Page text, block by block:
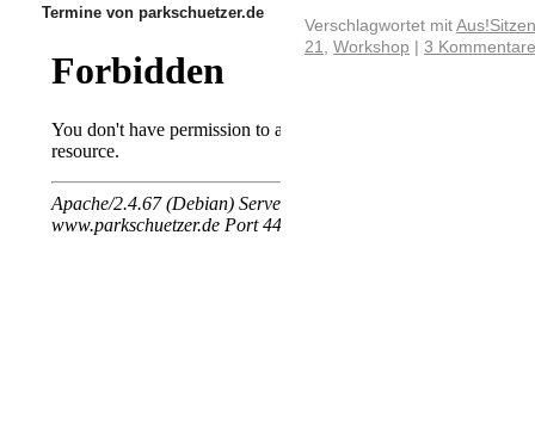
Verschlagwortet mit
21, Workshop 3 Kommentare
Termine von parkschuetzer.de